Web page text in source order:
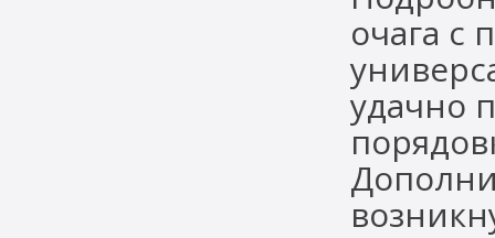
очага с
удачно